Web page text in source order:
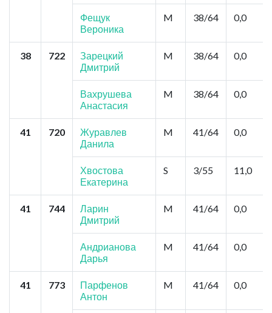
Фещук
Вероника
M 38/64 0,0
38 722
Зарецкий
Дмитрий
M 38/64 0,0
Вахрушева
Анастасия
M 38/64 0,0
41 720
Журавлев
Данила
M 41/64 0,0
Хвостова
Екатерина
S 3/55 11,0
41 744
Ларин
Дмитрий
M 41/64 0,0
Андрианова
Дарья
M 41/64 0,0
41 773
Парфенов
Антон
M 41/64 0,0